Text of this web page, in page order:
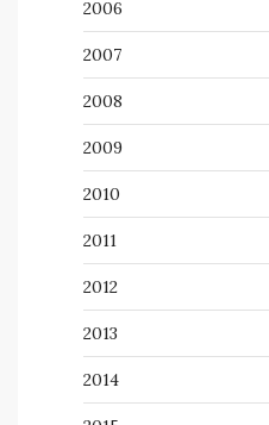
2006
2007
2008
2009
2010
2011
2012
2013
2014